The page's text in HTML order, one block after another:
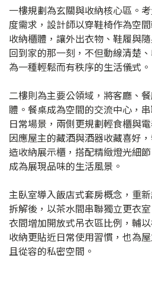
一樓規劃為玄關與收納核心區。
度需求，設計師以穿鞋椅作為空
收納櫃體，讓外出衣物、鞋履與
回到家的那一刻，不但動線清楚
為一種輕鬆而有秩序的生活儀式。
二樓則為主要公領域，將客廳、
體。餐桌成為空間的交流中心，
日常場景，兩側更規劃輕食櫃與
因應屋主的藏酒與酒器收藏喜好
造收納展示櫃，搭配精緻燈光細
成為展現品味的生活風景。
主臥室導入飯店式套房概念，重
拆解後，以茶水間串聯獨立更衣
衣間增加開放式吊衣區比例，輔
收納更貼近日常使用習慣，也為
且從容的私密空間。